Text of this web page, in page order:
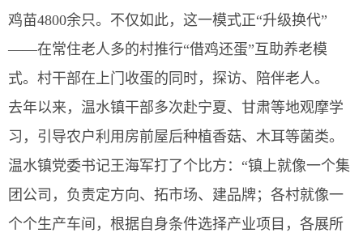
鸡苗4800余只。不仅如此，这一模式正“升级换代”
——在常住老人多的村推行“借鸡还蛋”互助养老模
式。村干部在上门收蛋的同时，探访、陪伴老人。
去年以来，温水镇干部多次赴宁夏、甘肃等地观摩学
习，引导农户利用房前屋后种植香菇、木耳等菌类。
温水镇党委书记王海军打了个比方：“镇上就像一个集
团公司，负责定方向、拓市场、建品牌；各村就像一
个个生产车间，根据自身条件选择产业项目，各展所